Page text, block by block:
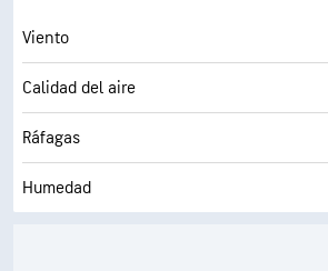
Nubosidad
Visibilidad
Techo de nubes
Viento
Calidad del aire
Ráfagas
Humedad